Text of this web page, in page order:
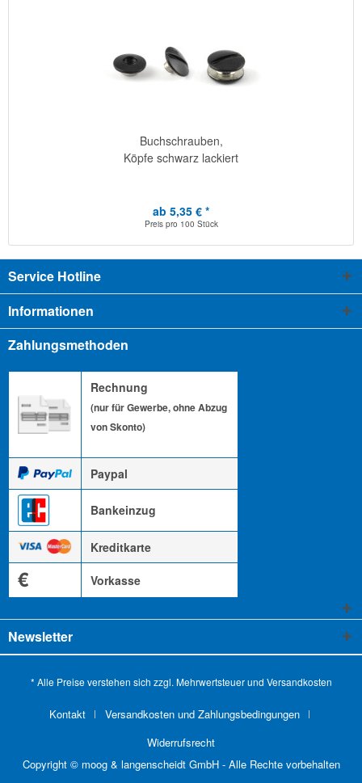
Buchschrauben,
Köpfe schwarz lackiert
ab 5,35 € *
Preis pro 100 Stück
Service Hotline
Informationen
Zahlungsmethoden
Rechnung
(nur für Gewerbe, ohne Abzug
von Skonto)
Paypal
Bankeinzug
Kreditkarte
€ Vorkasse
Newsletter
* Alle Preise verstehen sich zzgl. Mehrwertsteuer und Versandkosten
Kontakt
Versandkosten und Zahlungsbedingungen
Widerrufsrecht
Copyright © moog & langenscheidt GmbH - Alle Rechte vorbehalten